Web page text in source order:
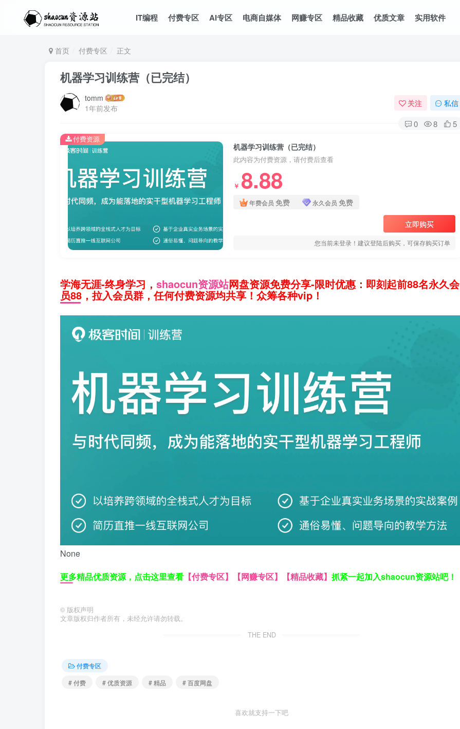
IT编程 付费专区 AI专区 电商自媒体 网赚专区 精品收藏 优质文章 实用软件
首页 付费专区 正文
机器学习训练营（已完结）
tomm
1年前发布
关注 私信
0 8 5
机器学习训练营（已完结）
此内容为付费资源，请付费后查看
￥ 8.88
年费会员 免费 永久会员 免费
立即购买
您当前未登录！建议登陆后购买，可保存购买订单
付费资源
学海无涯-终身学习， shaocun资源站网盘资源免费分享-限时优惠：即刻起前88名永久会
员88，拉入会员群，任何付费资源均共享！众筹各种vip！
None
更多精品优质资源，点击这里查看 【付费专区】 【网赚专区】 【精品收藏】 抓紧一起加入shaocun资源站吧！
© 版权声明
文章版权归作者所有，未经允许请勿转载。
THE END
付费专区
# 付费
# 优质资源 # 精品 # 百度网盘
喜欢就支持一下吧